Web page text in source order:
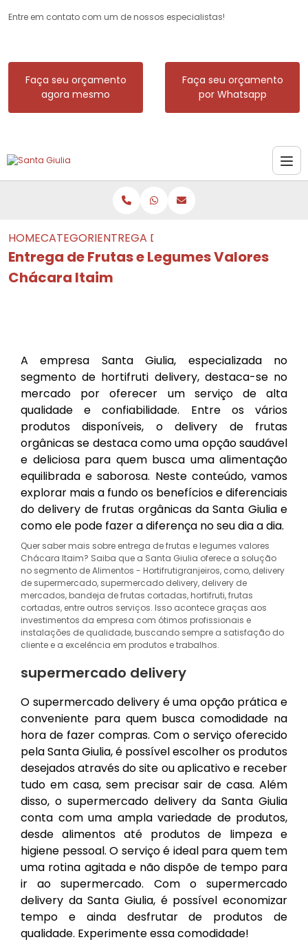
Entre em contato com um de nossos especialistas!
Faça seu orçamento
agora mesmo
Faça seu orçamento
por Whatsapp
HOMECATEGORIASENTREGA DE FRUTAS E LEGUMES
Entrega de Frutas e Legumes Valores
Chácara Itaim
A empresa Santa Giulia, especializada no
segmento de hortifruti delivery, destaca-se no
mercado por oferecer um serviço de alta
qualidade e confiabilidade. Entre os vários
produtos disponíveis, o delivery de frutas
orgânicas se destaca como uma opção saudável
e deliciosa para quem busca uma alimentação
equilibrada e saborosa. Neste conteúdo, vamos
explorar mais a fundo os benefícios e diferenciais
do delivery de frutas orgânicas da Santa Giulia e
como ele pode fazer a diferença no seu dia a dia.
Quer saber mais sobre entrega de frutas e legumes valores
Chácara Itaim? Saiba que a Santa Giulia oferece a solução
no segmento de Alimentos - Hortifrutigranjeiros, como, delivery
de supermercado, supermercado delivery, delivery de
mercados, bandeja de frutas cortadas, hortifruti, frutas
cortadas, entre outros serviços. Isso acontece graças aos
investimentos da empresa com ótimos profissionais e
instalações de qualidade, buscando sempre a satisfação do
cliente e a excelência em produtos e trabalhos.
supermercado delivery
O supermercado delivery é uma opção prática e
conveniente para quem busca comodidade na
hora de fazer compras. Com o serviço oferecido
pela Santa Giulia, é possível escolher os produtos
desejados através do site ou aplicativo e receber
tudo em casa, sem precisar sair de casa. Além
disso, o supermercado delivery da Santa Giulia
conta com uma ampla variedade de produtos,
desde alimentos até produtos de limpeza e
higiene pessoal. O serviço é ideal para quem tem
uma rotina agitada e não dispõe de tempo para
ir ao supermercado. Com o supermercado
delivery da Santa Giulia, é possível economizar
tempo e ainda desfrutar de produtos de
qualidade. Experimente essa comodidade!